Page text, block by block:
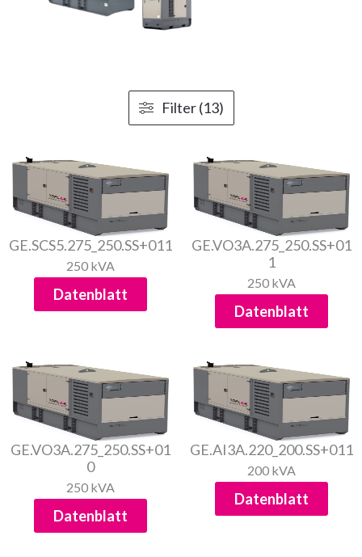
Filter (13)
GE.SCS5.275_250.SS+011
250 kVA
Datenblatt
GE.VO3A.275_250.SS+01
1
250 kVA
Datenblatt
GE.VO3A.275_250.SS+01
0
250 kVA
Datenblatt
GE.AI3A.220_200.SS+011
200 kVA
Datenblatt